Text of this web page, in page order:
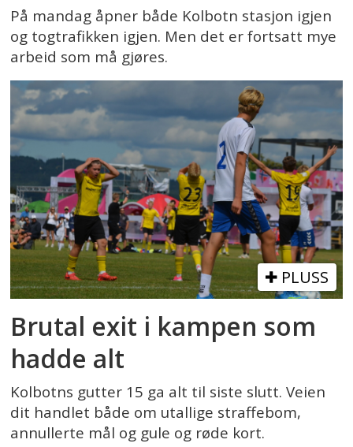
På mandag åpner både Kolbotn stasjon igjen
og togtrafikken igjen. Men det er fortsatt mye
arbeid som må gjøres.
PLUSS
Brutal exit i kampen som
hadde alt
Kolbotns gutter 15 ga alt til siste slutt. Veien
dit handlet både om utallige straffebom,
annullerte mål og gule og røde kort.